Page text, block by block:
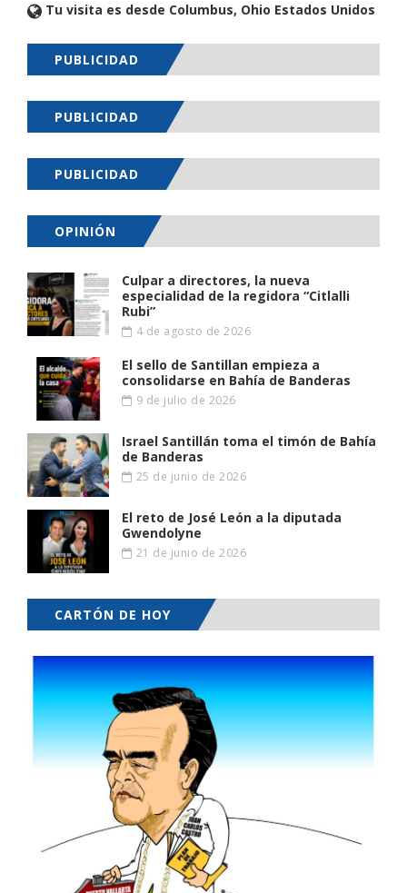
Tu visita es desde Columbus, Ohio Estados Unidos
PUBLICIDAD
PUBLICIDAD
PUBLICIDAD
OPINIÓN
Culpar a directores, la nueva
especialidad de la regidora “Citlalli
Rubi”
4 de agosto de 2026
El sello de Santillan empieza a
consolidarse en Bahía de Banderas
9 de julio de 2026
Israel Santillán toma el timón de Bahía
de Banderas
25 de junio de 2026
El reto de José León a la diputada
Gwendolyne
21 de junio de 2026
CARTÓN DE HOY